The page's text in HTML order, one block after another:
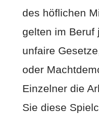
des höflichen
gelten im Beruf
unfaire
oder
Einzelner die
Sie diese